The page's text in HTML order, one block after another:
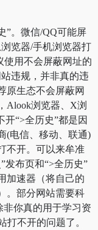
”。微信/QQ可能屏
览器/手机浏览器打
使用不会屏蔽网址的
违规，并非真的违
原生态不会屏蔽网
Alook浏览器、X浏
“>全历史”都是因
(电信、移动、联通)
不开。可以来牟准
发布页和“>全历史”
加速器（将自己的
。部分网站需要科
非你真的用于学习资
打不开的问题了。